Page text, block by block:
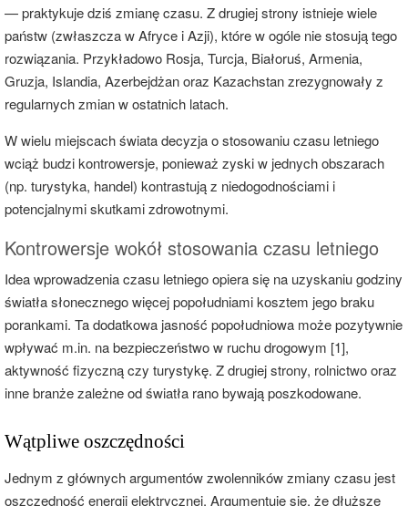
— praktykuje dziś zmianę czasu. Z drugiej strony istnieje wiele
państw (zwłaszcza w Afryce i Azji), które w ogóle nie stosują tego
rozwiązania. Przykładowo Rosja, Turcja, Białoruś, Armenia,
Gruzja, Islandia, Azerbejdżan oraz Kazachstan zrezygnowały z
regularnych zmian w ostatnich latach.
W wielu miejscach świata decyzja o stosowaniu czasu letniego
wciąż budzi kontrowersje, ponieważ zyski w jednych obszarach
(np. turystyka, handel) kontrastują z niedogodnościami i
potencjalnymi skutkami zdrowotnymi.
Kontrowersje wokół stosowania czasu letniego
Idea wprowadzenia czasu letniego opiera się na uzyskaniu godziny
światła słonecznego więcej popołudniami kosztem jego braku
porankami. Ta dodatkowa jasność popołudniowa może pozytywnie
wpływać m.in. na bezpieczeństwo w ruchu drogowym [1],
aktywność fizyczną czy turystykę. Z drugiej strony, rolnictwo oraz
inne branże zależne od światła rano bywają poszkodowane.
Wątpliwe oszczędności
Jednym z głównych argumentów zwolenników zmiany czasu jest
oszczędność energii elektrycznej. Argumentuje się, że dłuższe